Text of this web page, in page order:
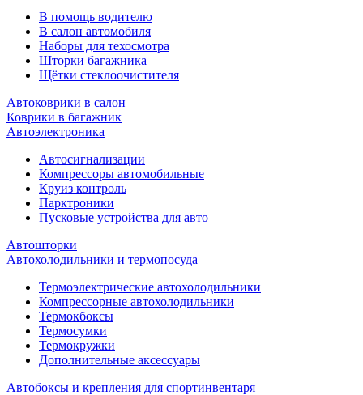
В помощь водителю
В салон автомобиля
Наборы для техосмотра
Шторки багажника
Щётки стеклоочистителя
Автоковрики в салон
Коврики в багажник
Автоэлектроника
Автосигнализации
Компрессоры автомобильные
Круиз контроль
Парктроники
Пусковые устройства для авто
Автошторки
Автохолодильники и термопосуда
Термоэлектрические автохолодильники
Компрессорные автохолодильники
Термокбоксы
Термосумки
Термокружки
Дополнительные аксессуары
Автобоксы и крепления для спортинвентаря